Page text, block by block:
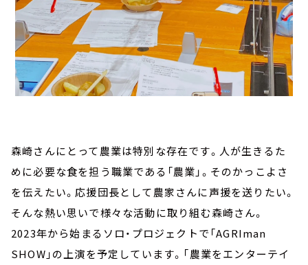
森崎さんにとって農業は特別な存在です。人が生きるた
めに必要な食を担う職業である「農業」。そのかっこよさ
を伝えたい。応援団長として農家さんに声援を送りたい。
そんな熱い思いで様々な活動に取り組む森崎さん。
2023年から始まるソロ・プロジェクトで「AGRIman
SHOW」の上演を予定しています。「農業をエンターテイ